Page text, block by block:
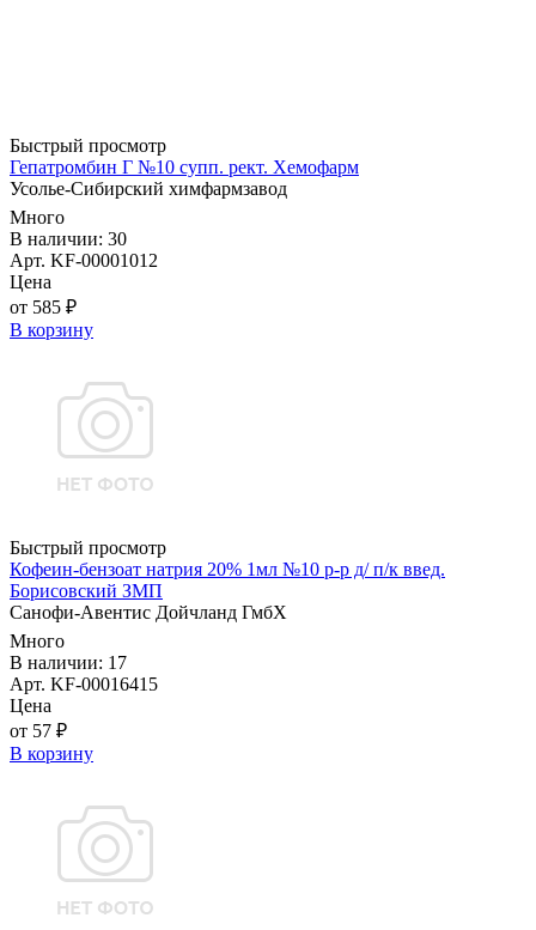
Быстрый просмотр
Гепатромбин Г №10 супп. рект. Хемофарм
Усолье-Сибирский химфармзавод
Много
В наличии: 30
Арт. KF-00001012
Цена
от 585 ₽
В корзину
Быстрый просмотр
Кофеин-бензоат натрия 20% 1мл №10 р-р д/ п/к введ.
Борисовский ЗМП
Санофи-Авентис Дойчланд ГмбХ
Много
В наличии: 17
Арт. KF-00016415
Цена
от 57 ₽
В корзину